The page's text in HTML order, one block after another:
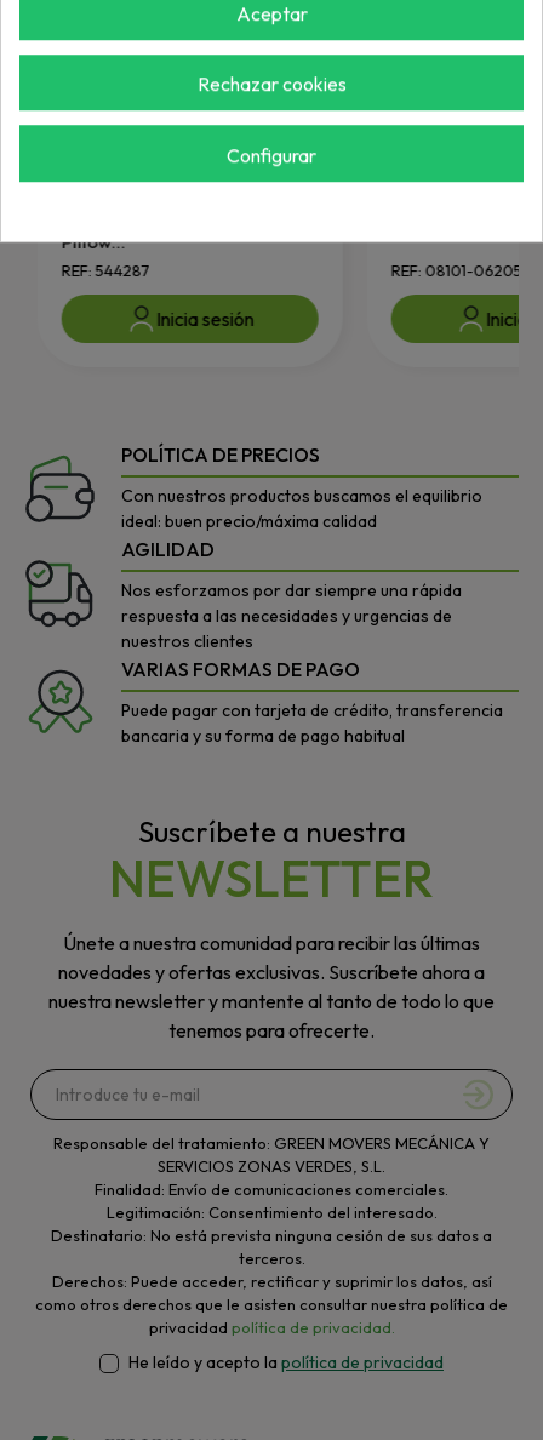
JACOBSEN
Pillow...
REF: 544287
Inicia sesión
JACOBSEN
REF: 08101-06205
Inicia
POLÍTICA DE PRECIOS
Con nuestros productos buscamos el equilibrio
ideal: buen precio/máxima calidad
AGILIDAD
Nos esforzamos por dar siempre una rápida
respuesta a las necesidades y urgencias de
nuestros clientes
VARIAS FORMAS DE PAGO
Puede pagar con tarjeta de crédito, transferencia
bancaria y su forma de pago habitual
Suscríbete a nuestra
NEWSLETTER
Únete a nuestra comunidad para recibir las últimas
novedades y ofertas exclusivas. Suscríbete ahora a
nuestra newsletter y mantente al tanto de todo lo que
tenemos para ofrecerte.
Responsable del tratamiento: GREEN MOVERS MECÁNICA Y
SERVICIOS ZONAS VERDES, S.L.
Finalidad: Envío de comunicaciones comerciales.
Legitimación: Consentimiento del interesado.
Destinatario: No está prevista ninguna cesión de sus datos a
terceros.
Derechos: Puede acceder, rectificar y suprimir los datos, así
como otros derechos que le asisten consultar nuestra política de
privacidad política de privacidad.
He leído y acepto la política de privacidad
Aceptar
Rechazar cookies
Configurar